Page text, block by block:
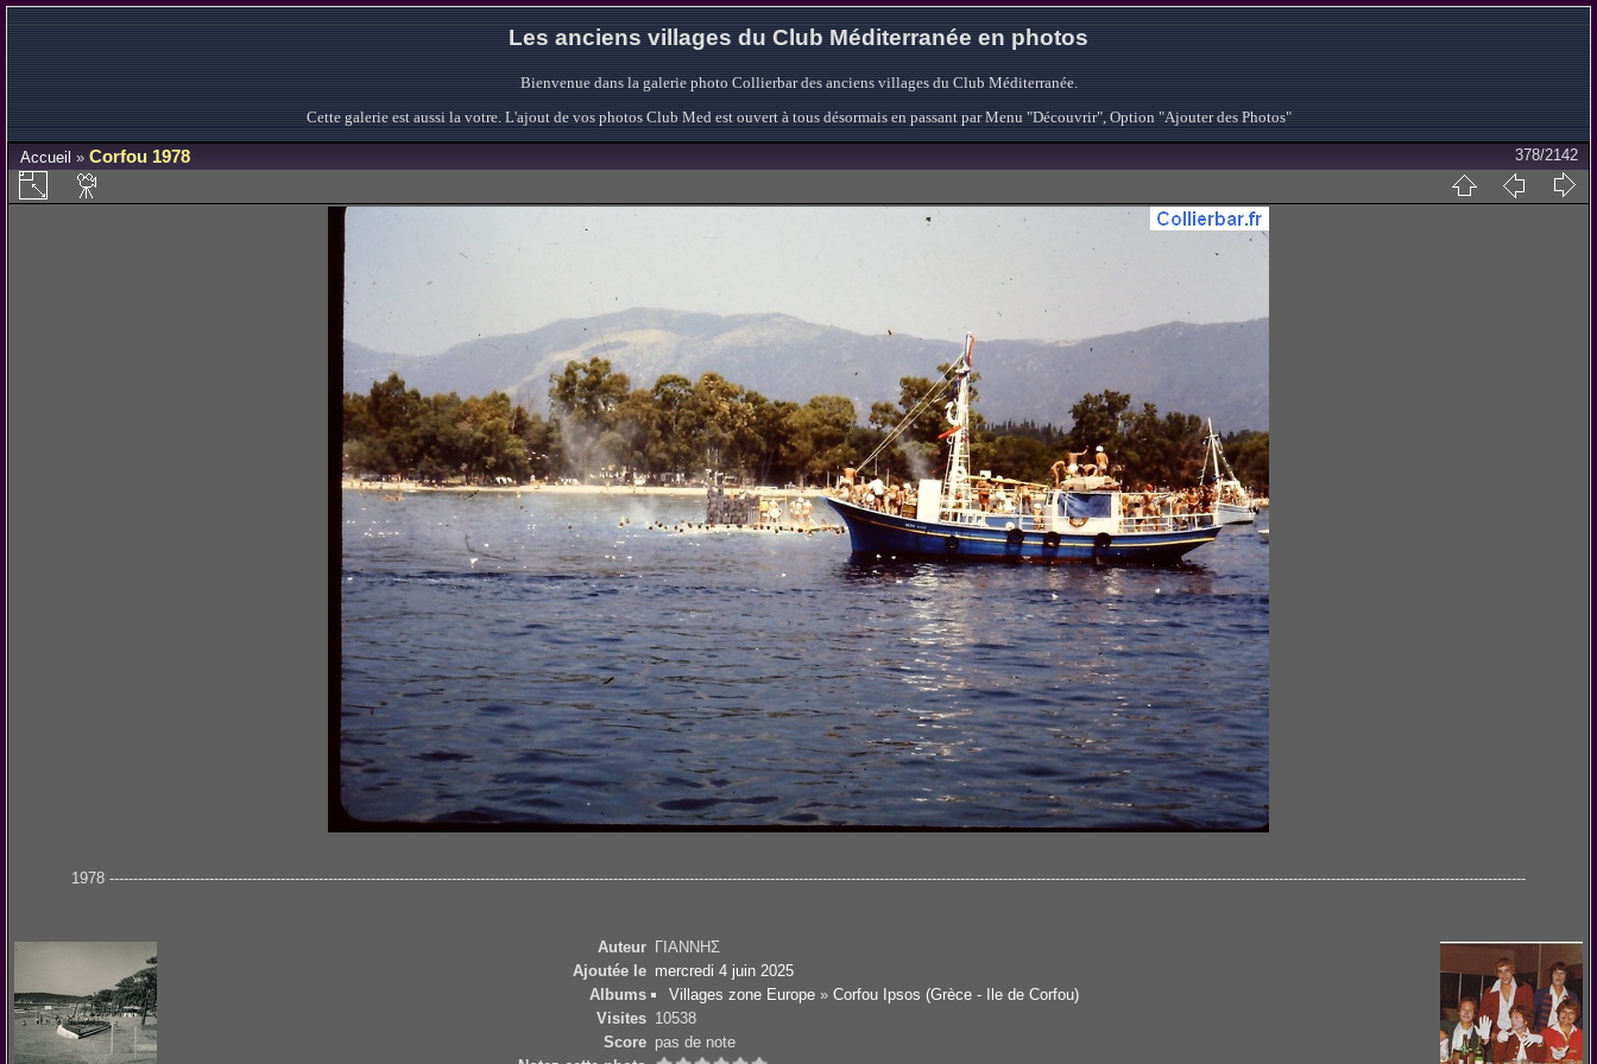
Les anciens villages du Club Méditerranée en photos
Bienvenue dans la galerie photo Collierbar des anciens villages du Club Méditerranée.
Cette galerie est aussi la votre. L'ajout de vos photos Club Med est ouvert à tous désormais en passant par Menu "Découvrir", Option "Ajouter des Photos"
Accueil » Corfou 1978 378/2142
1978 ----------------------------------------------------------------------------------------------------------------------------------------------------------------------------------------------------------------------------------------------------------------------------------------------------------
Auteur ΓΙΑΝΝΗΣ
Ajoutée le mercredi 4 juin 2025
Albums
Villages zone Europe »Corfou Ipsos (Grèce - Ile de Corfou)
Visites 10538
Score pas de note